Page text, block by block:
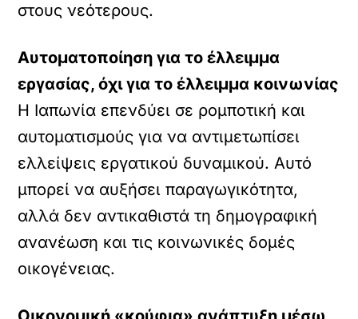
στους νεότερους.
Αυτοματοποίηση για το έλλειμμα
εργασίας, όχι για το έλλειμμα κοινωνίας
Η Ιαπωνία επενδύει σε ρομποτική και
αυτοματισμούς για να αντιμετωπίσει
ελλείψεις εργατικού δυναμικού. Αυτό
μπορεί να αυξήσει παραγωγικότητα,
αλλά δεν αντικαθιστά τη δημογραφική
ανανέωση και τις κοινωνικές δομές
οικογένειας.